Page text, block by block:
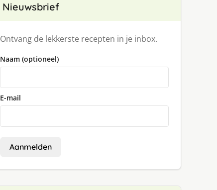
Nieuwsbrief
Ontvang de lekkerste recepten in je inbox.
Naam (optioneel)
E-mail
Aanmelden